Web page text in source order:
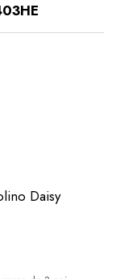
Daisy